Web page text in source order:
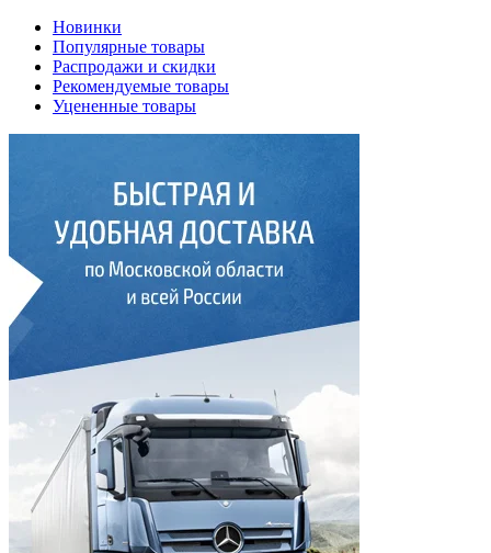
Новинки
Популярные товары
Распродажи и скидки
Рекомендуемые товары
Уцененные товары